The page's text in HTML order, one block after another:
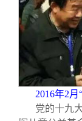
2016年2月
党的十九